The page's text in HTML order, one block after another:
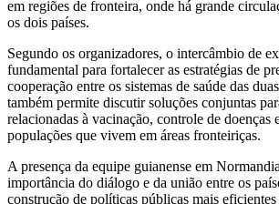
em regiões de fronteira, onde há grande
os dois países.
Segundo os organizadores, o intercâmbio de
fundamental para fortalecer as estratégias de
cooperação entre os sistemas de saúde das
também permite discutir soluções conjuntas
relacionadas à vacinação, controle de doenças
populações que vivem em áreas fronteiriças.
A presença da equipe guianense em
importância do diálogo e da união entre os
construção de políticas públicas mais